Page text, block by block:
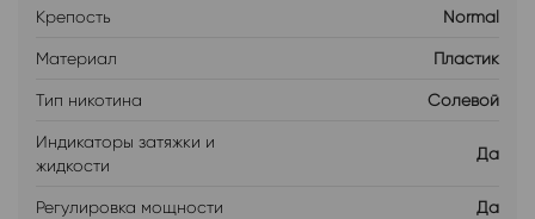
Крепость Normal
Материал Пластик
Тип никотина Солевой
Индикаторы затяжки и
жидкости
Да
Регулировка мощности Да